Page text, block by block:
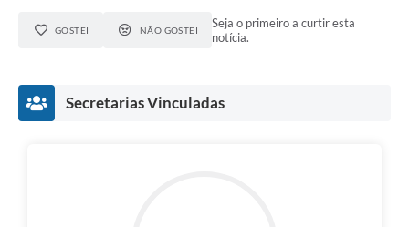
GOSTEI NÃO GOSTEI
Seja o primeiro a curtir esta
notícia.
Secretarias Vinculadas